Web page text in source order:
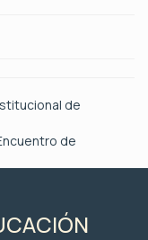
de
de